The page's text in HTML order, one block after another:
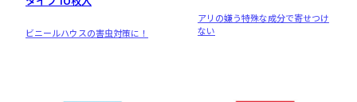
ビニールハウスの害虫対策に！
アリの嫌う特殊な成分で寄せつけ
ない